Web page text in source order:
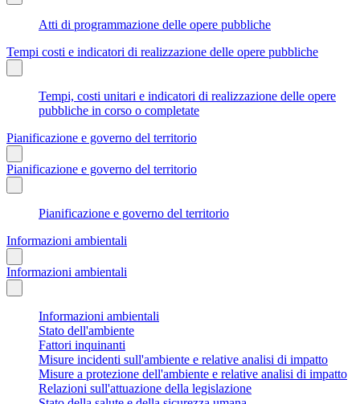
Atti di programmazione delle opere pubbliche
Tempi costi e indicatori di realizzazione delle opere pubbliche
Tempi, costi unitari e indicatori di realizzazione delle opere
pubbliche in corso o completate
Pianificazione e governo del territorio
Pianificazione e governo del territorio
Pianificazione e governo del territorio
Informazioni ambientali
Informazioni ambientali
Informazioni ambientali
Stato dell'ambiente
Fattori inquinanti
Misure incidenti sull'ambiente e relative analisi di impatto
Misure a protezione dell'ambiente e relative analisi di impatto
Relazioni sull'attuazione della legislazione